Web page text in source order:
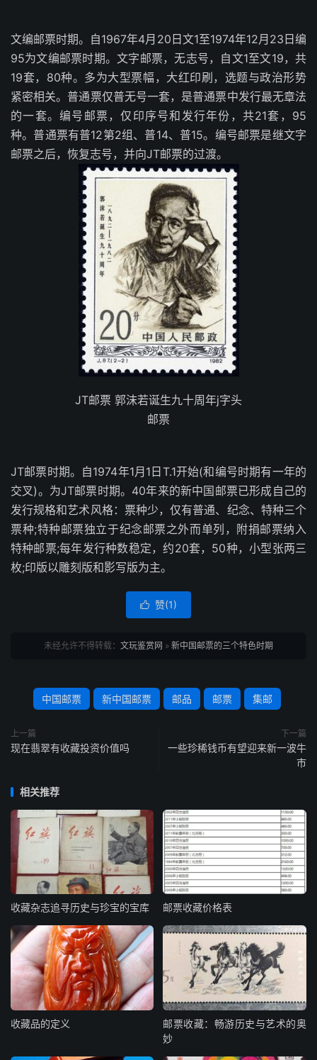
文编邮票时期。自1967年4月20日文1至1974年12月23日编
95为文编邮票时期。文字邮票，无志号，自文1至文19，共
19套，80种。多为大型票幅，大红印刷，选题与政治形势
紧密相关。普通票仅普无号一套，是普通票中发行最无章法
的一套。编号邮票，仅印序号和发行年份，共21套，95
种。普通票有普12第2组、普14、普15。编号邮票是继文字
邮票之后，恢复志号，并向JT邮票的过渡。
JT邮票 郭沫若诞生九十周年j字头
邮票
JT邮票时期。自1974年1月1日T.1开始(和编号时期有一年的
交叉)。为JT邮票时期。40年来的新中国邮票已形成自己的
发行规格和艺术风格：票种少，仅有普通、纪念、特种三个
票种;特种邮票独立于纪念邮票之外而单列，附捐邮票纳入
特种邮票;每年发行种数稳定，约20套，50种，小型张两三
枚;印版以雕刻版和影写版为主。
 赞(1)
未经允许不得转载： 文玩鉴赏网 » 新中国邮票的三个特色时期
中国邮票 新中国邮票 邮品 邮票 集邮
上一篇
现在翡翠有收藏投资价值吗
下一篇
一些珍稀钱币有望迎来新一波牛
市
相关推荐
收藏杂志追寻历史与珍宝的宝库 邮票收藏价格表
收藏品的定义
邮票收藏：畅游历史与艺术的奥
妙